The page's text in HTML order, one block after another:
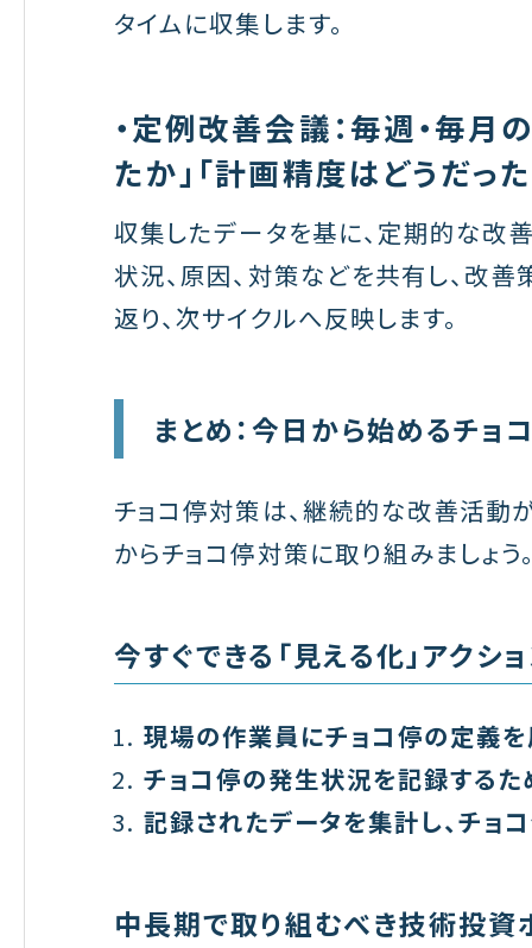
タイムに収集します。
・定例改善会議：毎週・毎月
たか」「計画精度はどうだっ
収集したデータを基に、定期的な改
状況、原因、対策などを共有し、改
返り、次サイクルへ反映します。
まとめ：今日から始めるチョ
チョコ停対策は、継続的な改善活動
からチョコ停対策に取り組みましょう
今すぐできる「見える化」アクシ
現場の作業員にチョコ停の定義を
チョコ停の発生状況を記録する
記録されたデータを集計し、チョ
中長期で取り組むべき技術投資